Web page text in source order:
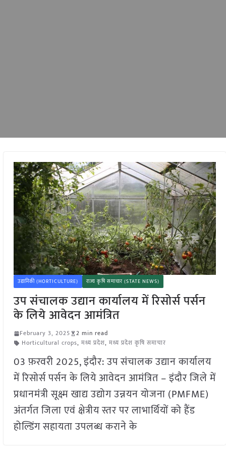
उद्यानिकी (HORTICULTURE) राज्य कृषि समाचार (STATE NEWS)
उप संचालक उद्यान कार्यालय में रिसोर्स पर्सन
के लिये आवेदन आमंत्रित
February 3, 2025
2 min read
Horticultural crops, मध्य प्रदेश, मध्य प्रदेश कृषि समाचार
03 फ़रवरी 2025, इंदौर: उप संचालक उद्यान कार्यालय
में रिसोर्स पर्सन के लिये आवेदन आमंत्रित – इंदौर जिले में
प्रधानमंत्री सूक्ष्म खाद्य उद्योग उन्नयन योजना (PMFME)
अंतर्गत जिला एवं क्षेत्रीय स्तर पर लाभार्थियों को हैंड
होल्डिंग सहायता उपलब्ध कराने के